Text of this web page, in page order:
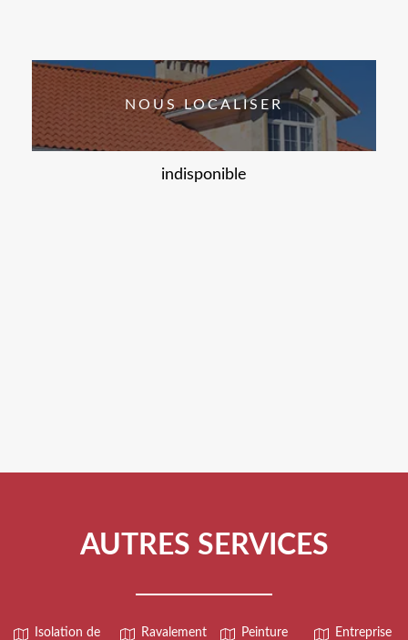
NOUS LOCALISER
indisponible
AUTRES SERVICES
Isolation de
Ravalement
Peinture
Entreprise